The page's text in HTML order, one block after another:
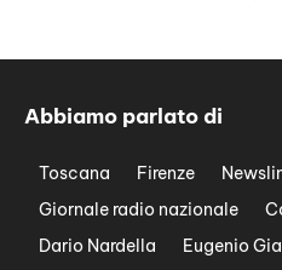
Abbiamo parlato di
Toscana Firenze
Giornale radio nazionale
Dario Nardella
Eugenio